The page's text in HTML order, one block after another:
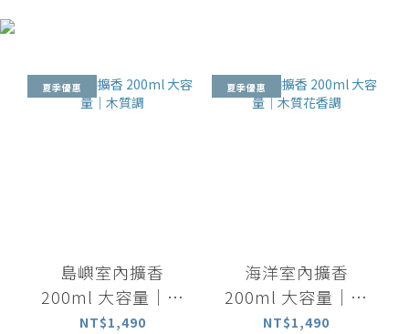
夏季優惠
島嶼室內擴香
200ml 大容量｜木
質調
NT$1,490
夏季優惠
海洋室內擴香
200ml 大容量｜木
質花香調
NT$1,490